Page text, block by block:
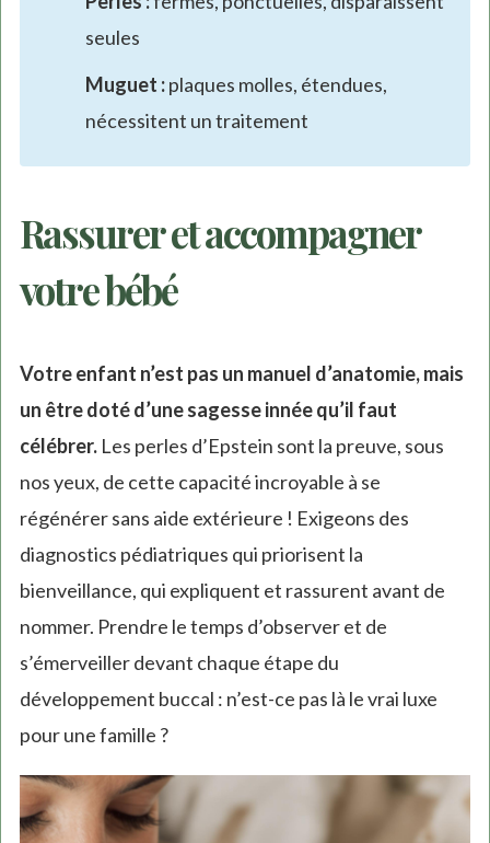
seules
Muguet :plaques molles, étendues,
nécessitent un traitement
Rassurer et accompagner
votre bébé
Votre enfant n’est pas un manuel d’anatomie, mais
un être doté d’une sagesse innée qu’il faut
célébrer.Les perles d’Epstein sont la preuve, sous
nos yeux, de cette capacité incroyable à se
régénérer sans aide extérieure ! Exigeons des
diagnostics pédiatriques qui priorisent la
bienveillance, qui expliquent et rassurent avant de
nommer. Prendre le temps d’observer et de
s’émerveiller devant chaque étape du
développement buccal : n’est-ce pas là le vrai luxe
pour une famille ?